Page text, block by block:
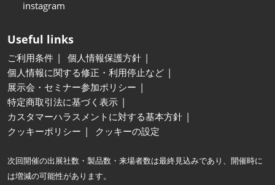
instagram
Useful links
ご利用条件
個人情報保護方針
個人情報に関する修正・利用停止など
展示会・セミナー参加ポリシー
特定商取引法に基づく表示
カスタマーハラスメントに対する基本方針
クッキーポリシー
クッキーの設定
次回開催の出展社数・製品数・来場者数は最終見込みであり、開催時に
は増減の可能性があります。